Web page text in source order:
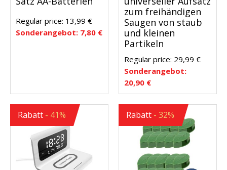
Regular price: 13,99 €
Sonderangebot: 7,80 €
zum freihändigen
Saugen von staub
und kleinen
Partikeln
Regular price: 29,99 €
Sonderangebot:
20,90 €
Rabatt - 41% Rabatt - 32%